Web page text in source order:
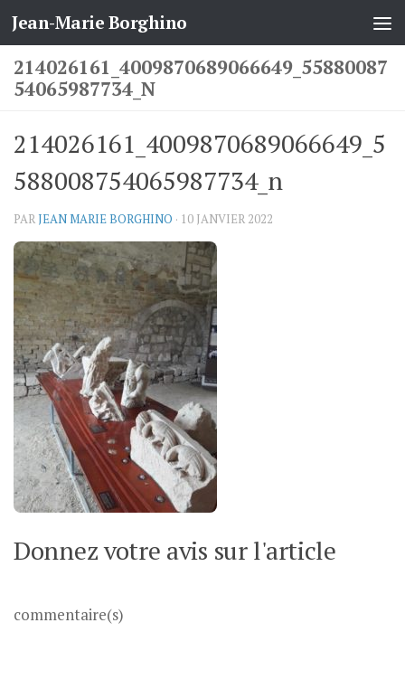
Skip to content
Jean-Marie Borghino
214026161_4009870689066649_55880087
54065987734_N
214026161_4009870689066649_5
588008754065987734_n
PARJEAN MARIE BORGHINO · 10 JANVIER 2022
Donnez votre avis sur l'article
commentaire(s)